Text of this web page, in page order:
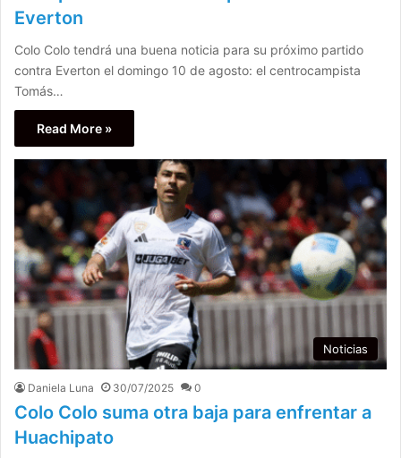
Everton
Colo Colo tendrá una buena noticia para su próximo partido
contra Everton el domingo 10 de agosto: el centrocampista
Tomás…
Read More »
Noticias
Daniela Luna 30/07/2025 0
Colo Colo suma otra baja para enfrentar a
Huachipato